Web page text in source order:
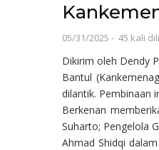
05/31/2025 - 45 kali
Dikirim oleh Dendy
Bantul
dilantik. Pembinaan
Berkenan
Suharto; Pengelola
Ahmad Shidqi